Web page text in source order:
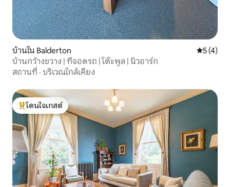
บ้านใน Balderton คะแนนเฉ
5 (4)
บ้านกว้างขวาง | ที่จอดรถ | โต๊ะพูล | นิวอาร์ก
สถานที่ · บริเวณใกล้เคียง
โดนใจเกสต์ที่สุด
โดนใจเกสต์